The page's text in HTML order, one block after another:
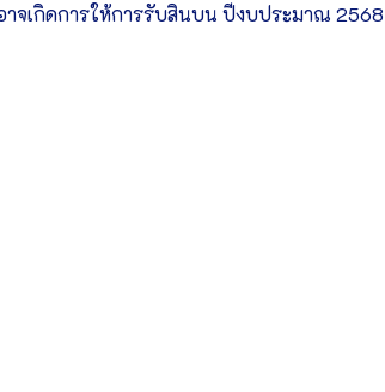
าจเกิดการให้การรับสินบน ปีงบประมาณ 2568